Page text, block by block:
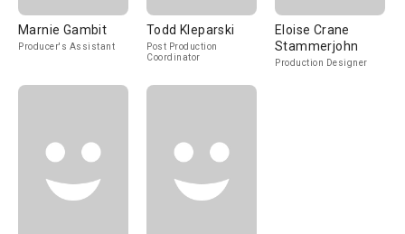
Marnie Gambit
Producer's Assistant
Todd Kleparski
Post Production
Coordinator
Eloise Crane
Stammerjohn
Production Designer